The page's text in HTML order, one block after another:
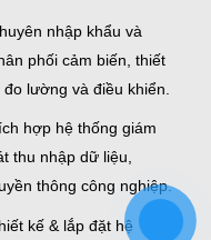
nhập khẩu và
phối cảm biến, thiết
đo lường và điều khiển.
hợp hệ thống giám
thu nhập dữ liệu,
thông công nghiệp.
kế & lắp đặt hệ